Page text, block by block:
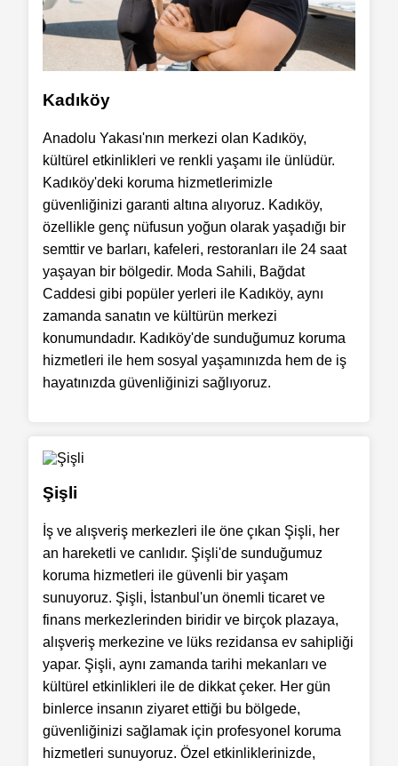
Kadıköy
Anadolu Yakası'nın merkezi olan Kadıköy,
kültürel etkinlikleri ve renkli yaşamı ile ünlüdür.
Kadıköy'deki koruma hizmetlerimizle
güvenliğinizi garanti altına alıyoruz. Kadıköy,
özellikle genç nüfusun yoğun olarak yaşadığı bir
semttir ve barları, kafeleri, restoranları ile 24 saat
yaşayan bir bölgedir. Moda Sahili, Bağdat
Caddesi gibi popüler yerleri ile Kadıköy, aynı
zamanda sanatın ve kültürün merkezi
konumundadır. Kadıköy'de sunduğumuz koruma
hizmetleri ile hem sosyal yaşamınızda hem de iş
hayatınızda güvenliğinizi sağlıyoruz.
Şişli
İş ve alışveriş merkezleri ile öne çıkan Şişli, her
an hareketli ve canlıdır. Şişli'de sunduğumuz
koruma hizmetleri ile güvenli bir yaşam
sunuyoruz. Şişli, İstanbul'un önemli ticaret ve
finans merkezlerinden biridir ve birçok plazaya,
alışveriş merkezine ve lüks rezidansa ev sahipliği
yapar. Şişli, aynı zamanda tarihi mekanları ve
kültürel etkinlikleri ile de dikkat çeker. Her gün
binlerce insanın ziyaret ettiği bu bölgede,
güvenliğinizi sağlamak için profesyonel koruma
hizmetleri sunuyoruz. Özel etkinliklerinizde,